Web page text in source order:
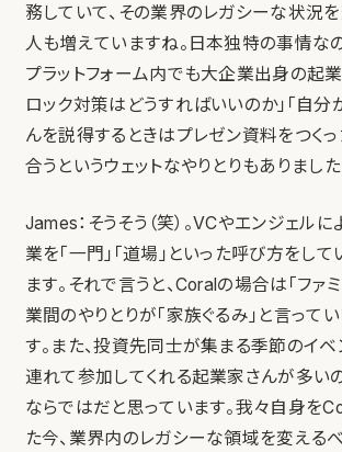
務していて、その業界のレガシーな状況
人も増えていますね。日本独特の事情な
プラットフォーム内でも大企業出身の起
ロック対策はどうすればいいのか」「自
んを説得するときはプレゼン資料をつくっ
合うというウェットなやりとりもありました
James：そうそう（笑）。VCやエンジェル
業を「一門」「道場」といった呼び方をし
ます。それで言うと、Coralの場合は「ファ
業間のやりとりが「家族ぐるみ」と言って
す。また、投資先同士が集まる季節のイ
連れて参加してくれる起業家さんが多いの
ならではだと思っています。我々自身を
た今、業界内のレガシーな領域を変える